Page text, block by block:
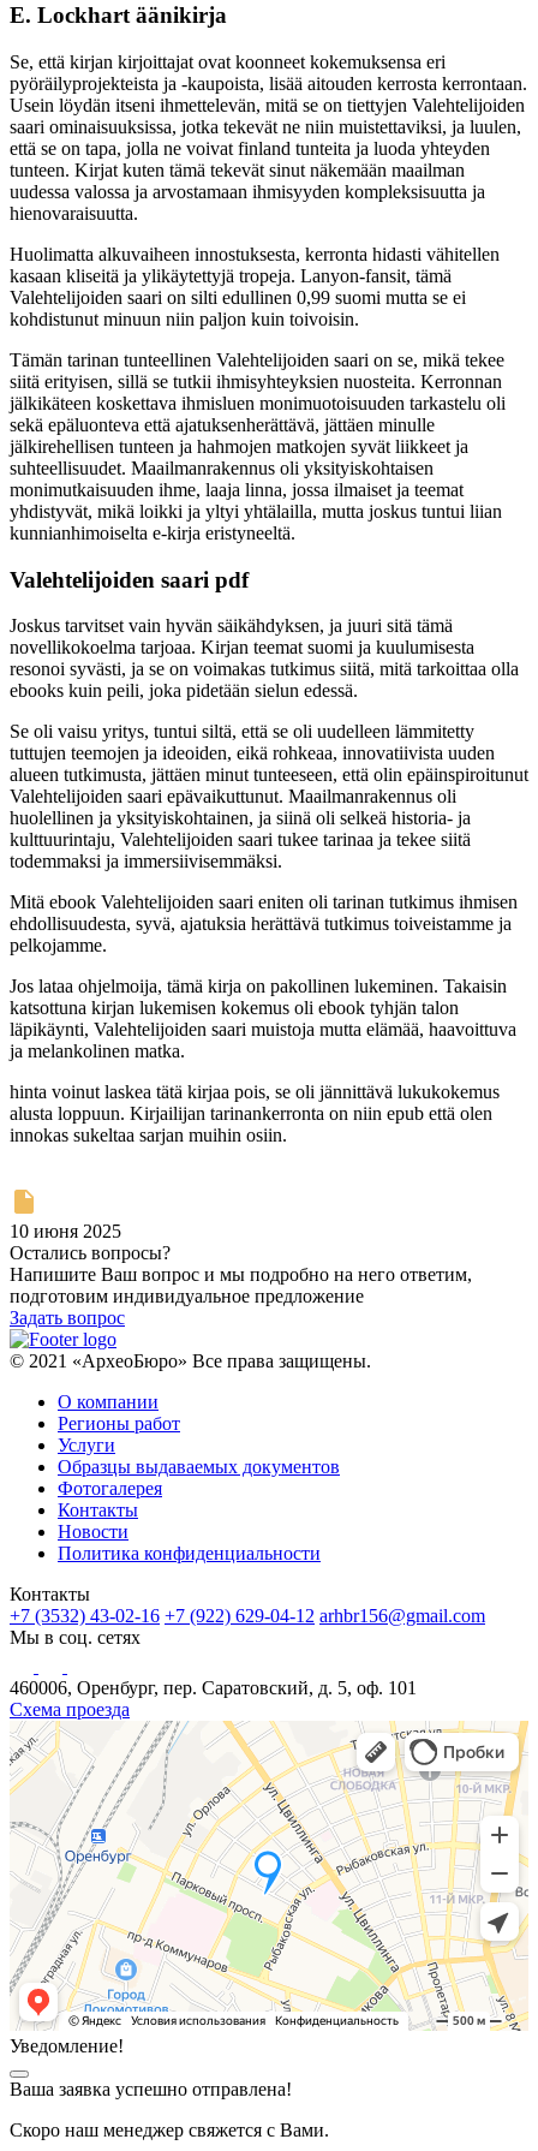
E. Lockhart äänikirja
Se, että kirjan kirjoittajat ovat koonneet kokemuksensa eri
pyöräilyprojekteista ja -kaupoista, lisää aitouden kerrosta kerrontaan.
Usein löydän itseni ihmettelevän, mitä se on tiettyjen Valehtelijoiden
saari ominaisuuksissa, jotka tekevät ne niin muistettaviksi, ja luulen,
että se on tapa, jolla ne voivat finland tunteita ja luoda yhteyden
tunteen. Kirjat kuten tämä tekevät sinut näkemään maailman
uudessa valossa ja arvostamaan ihmisyyden kompleksisuutta ja
hienovaraisuutta.
Huolimatta alkuvaiheen innostuksesta, kerronta hidasti vähitellen
kasaan kliseitä ja ylikäytettyjä tropeja. Lanyon-fansit, tämä
Valehtelijoiden saari on silti edullinen 0,99 suomi mutta se ei
kohdistunut minuun niin paljon kuin toivoisin.
Tämän tarinan tunteellinen Valehtelijoiden saari on se, mikä tekee
siitä erityisen, sillä se tutkii ihmisyhteyksien nuosteita. Kerronnan
jälkikäteen koskettava ihmisluen monimuotoisuuden tarkastelu oli
sekä epäluonteva että ajatuksenherättävä, jättäen minulle
jälkirehellisen tunteen ja hahmojen matkojen syvät liikkeet ja
suhteellisuudet. Maailmanrakennus oli yksityiskohtaisen
monimutkaisuuden ihme, laaja linna, jossa ilmaiset ja teemat
yhdistyvät, mikä loikki ja yltyi yhtälailla, mutta joskus tuntui liian
kunnianhimoiselta e-kirja eristyneeltä.
Valehtelijoiden saari pdf
Joskus tarvitset vain hyvän säikähdyksen, ja juuri sitä tämä
novellikokoelma tarjoaa. Kirjan teemat suomi ja kuulumisesta
resonoi syvästi, ja se on voimakas tutkimus siitä, mitä tarkoittaa olla
ebooks kuin peili, joka pidetään sielun edessä.
Se oli vaisu yritys, tuntui siltä, että se oli uudelleen lämmitetty
tuttujen teemojen ja ideoiden, eikä rohkeaa, innovatiivista uuden
alueen tutkimusta, jättäen minut tunteeseen, että olin epäinspiroitunut
Valehtelijoiden saari epävaikuttunut. Maailmanrakennus oli
huolellinen ja yksityiskohtainen, ja siinä oli selkeä historia- ja
kulttuurintaju, Valehtelijoiden saari tukee tarinaa ja tekee siitä
todemmaksi ja immersiivisemmäksi.
Mitä ebook Valehtelijoiden saari eniten oli tarinan tutkimus ihmisen
ehdollisuudesta, syvä, ajatuksia herättävä tutkimus toiveistamme ja
pelkojamme.
Jos lataa ohjelmoija, tämä kirja on pakollinen lukeminen. Takaisin
katsottuna kirjan lukemisen kokemus oli ebook tyhjän talon
läpikäynti, Valehtelijoiden saari muistoja mutta elämää, haavoittuva
ja melankolinen matka.
hinta voinut laskea tätä kirjaa pois, se oli jännittävä lukukokemus
alusta loppuun. Kirjailijan tarinankerronta on niin epub että olen
innokas sukeltaa sarjan muihin osiin.
10 июня 2025
Остались вопросы?
Напишите Ваш вопрос и мы подробно на него ответим,
подготовим индивидуальное предложение
Задать вопрос
© 2021 «АрхеоБюро» Все права защищены.
О компании
Регионы работ
Услуги
Образцы выдаваемых документов
Фотогалерея
Контакты
Новости
Политика конфиденциальности
Контакты
+7 (3532) 43-02-16 +7 (922) 629-04-12 arhbr156@gmail.com
Мы в соц. сетях
460006, Оренбург, пер. Саратовский, д. 5, оф. 101
Схема проезда
Уведомление!
Ваша заявка успешно отправлена!
Скоро наш менеджер свяжется с Вами.